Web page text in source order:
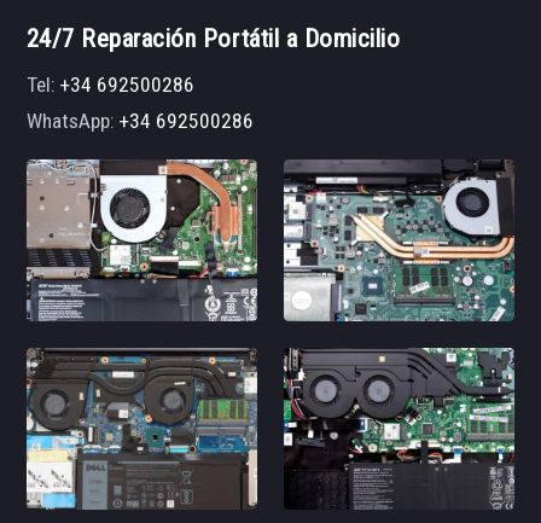
24/7 Reparación Portátil a Domicilio
Tel:+34 692500286
WhatsApp:+34 692500286